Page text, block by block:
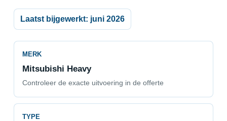
Laatst bijgewerkt: juni 2026
MERK
Mitsubishi Heavy
Controleer de exacte uitvoering in de offerte
TYPE